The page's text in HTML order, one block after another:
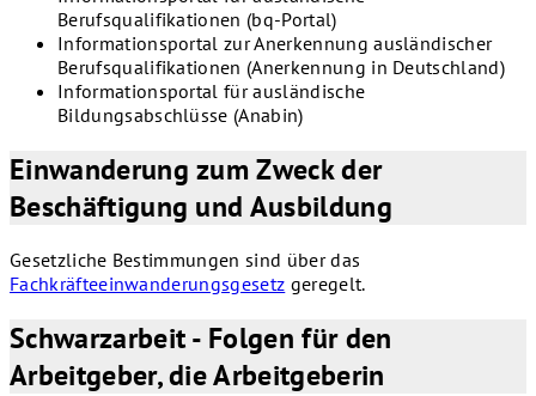
Berufsqualifikationen (bq-Portal)
Informationsportal zur Anerkennung ausländischer
Berufsqualifikationen (Anerkennung in Deutschland)
Informationsportal für ausländische
Bildungsabschlüsse (Anabin)
Einwanderung zum Zweck der
Beschäftigung und Ausbildung
Gesetzliche Bestimmungen sind über das
Fachkräfteeinwanderungsgesetz geregelt.
Schwarzarbeit - Folgen für den
Arbeitgeber, die Arbeitgeberin